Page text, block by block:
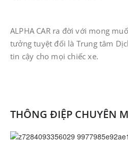
​ALPHA CAR ra đời với mong
tưởng tuyệt đối là Trung tâm
tin cậy cho mọi chiếc xe.
THÔNG ĐIỆP CHUYÊN